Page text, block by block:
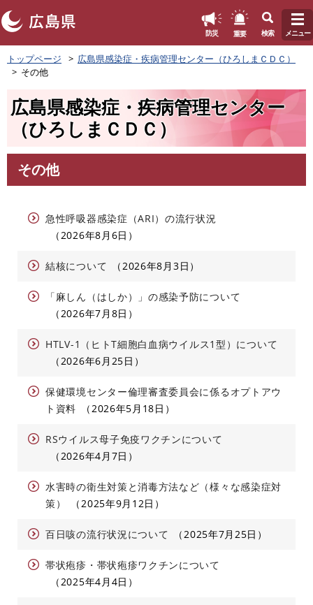
ペ
ー
す
防災 重要 検索 メニュー
トップページ
広島県感染症・疾病管理センター（ひろしまＣＤＣ）
その他
広島県感染症・疾病管理センター
（ひろしまＣＤＣ）
文
その他
急性呼吸器感染症（ARI）の流行状況
2026年8月6日
結核について 2026年8月3日
「麻しん（はしか）」の感染予防について
2026年7月8日
HTLV-1（ヒトT細胞白血病ウイルス1型）について
2026年6月25日
保健環境センター倫理審査委員会に係るオプトアウ
ト資料
2026年5月18日
RSウイルス母子免疫ワクチンについて
2026年4月7日
水害時の衛生対策と消毒方法など（様々な感染症対
策）
2025年9月12日
百日咳の流行状況について 2025年7月25日
帯状疱疹・帯状疱疹ワクチンについて
2025年4月4日